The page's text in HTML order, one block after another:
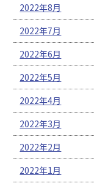
2022年8月
2022年7月
2022年6月
2022年5月
2022年4月
2022年3月
2022年2月
2022年1月